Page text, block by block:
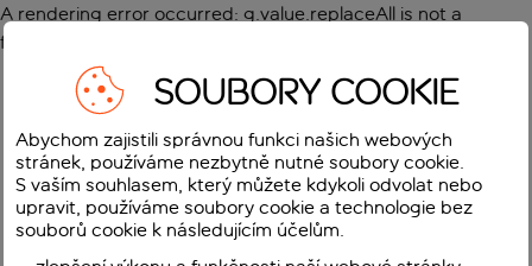
A rendering error occurred: g.value.replaceAll is not a
function
SOUBORY COOKIE
Abychom zajistili správnou funkci našich webových
stránek, používáme nezbytně nutné soubory cookie.
S vaším souhlasem, který můžete kdykoli odvolat nebo
upravit, používáme soubory cookie a technologie bez
souborů cookie k následujícím účelům.